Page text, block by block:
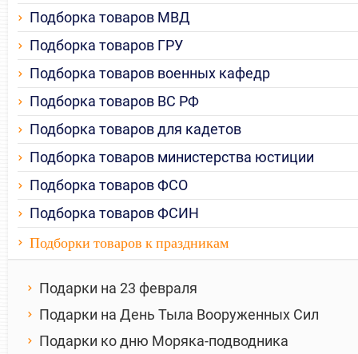
Подборка товаров МВД
Подборка товаров ГРУ
Подборка товаров военных кафедр
Подборка товаров ВС РФ
Подборка товаров для кадетов
Подборка товаров министерства юстиции
Подборка товаров ФСО
Подборка товаров ФСИН
Подборки товаров к праздникам
Подарки на 23 февраля
Подарки на День Тыла Вооруженных Сил
Подарки ко дню Моряка-подводника